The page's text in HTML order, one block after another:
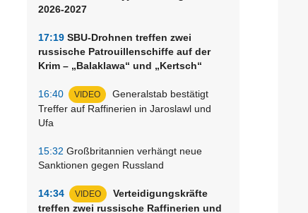
2026-2027
17:19 SBU-Drohnen treffen zwei
russische Patrouillenschiffe auf der
Krim – „Balaklawa“ und „Kertsch“
16:40 VIDEO
Generalstab bestätigt
Treffer auf Raffinerien in Jaroslawl und
Ufa
15:32 Großbritannien verhängt neue
Sanktionen gegen Russland
14:34 VIDEO
Verteidigungskräfte
treffen zwei russische Raffinerien und